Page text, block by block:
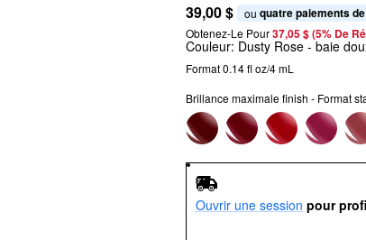
39,00 $ ou quatre paiements de
Obtenez-Le Pour37,05 $ (5% De
Couleur: Dusty Rose - baie
Format 0.14 fl oz/4 mL
Brillance maximale finish - Format
Ouvrir une session pour